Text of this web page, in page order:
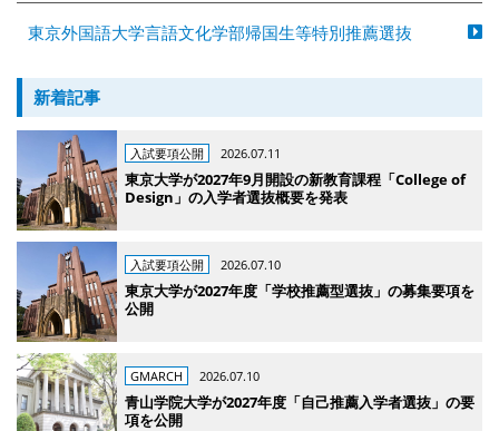
東京外国語大学言語文化学部帰国生等特別推薦選抜
新着記事
入試要項公開 2026.07.11
東京大学が2027年9月開設の新教育課程「College of
Design」の入学者選抜概要を発表
入試要項公開 2026.07.10
東京大学が2027年度「学校推薦型選抜」の募集要項を
公開
GMARCH 2026.07.10
青山学院大学が2027年度「自己推薦入学者選抜」の要
項を公開